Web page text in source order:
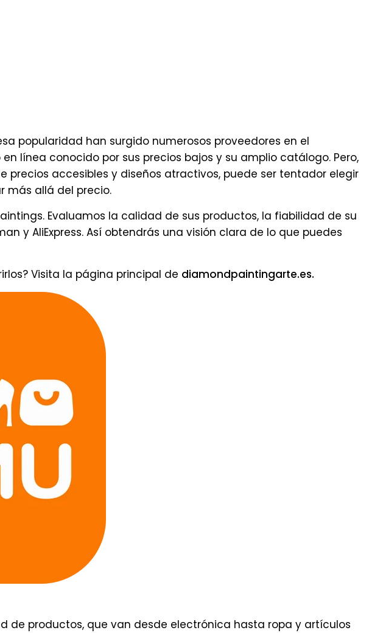
popularidad han surgido numerosos proveedores en el
línea conocido por sus precios bajos y su amplio catálogo. Pero,
accesibles y diseños atractivos, puede ser tentador elegir
más allá del precio.
Evaluamos la calidad de sus productos, la fiabilidad de su
y AliExpress. Así obtendrás una visión clara de lo que puedes
Visita la página principal de diamondpaintingarte.es.
productos, que van desde electrónica hasta ropa y artículos